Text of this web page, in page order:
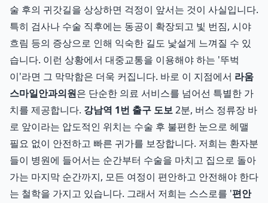
술 후의 귀갓길을 상상하면 걱정이 앞서는 것이 사실입니다.
특히 검사나 수술 직후에는 동공이 확장되고 빛 번짐, 시야
흐림 등의 증상으로 인해 익숙한 길도 낯설게 느껴질 수 있
습니다. 이런 상황에서 대중교통을 이용해야 하는 '뚜벅
이'라면 그 막막함은 더욱 커집니다. 바로 이 지점에서 라움
스마일안과의원은 단순한 의료 서비스를 넘어선 특별한 가
치를 제공합니다. 강남역 1번 출구 도보2분, 버스 정류장 바
로 앞이라는 압도적인 위치는 수술 후 불편한 눈으로 헤맬
필요 없이 안전하고 빠른 귀가를 보장합니다. 저희는 환자분
들이 병원에 들어서는 순간부터 수술을 마치고 집으로 돌아
가는 마지막 순간까지, 모든 여정이 편안하고 안전해야 한다
는 철학을 가지고 있습니다. 그래서 저희는 스스로를 '편안